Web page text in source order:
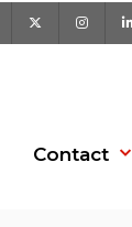
Youtube
Contact